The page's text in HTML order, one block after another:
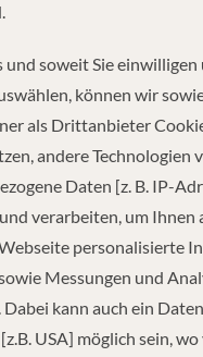
und soweit Sie einwilligen
können wir
als Drittanbieter
andere Technologien
Daten [z. B. IP-
verarbeiten, um Ihnen
personalisierte
Messungen und
kann auch ein
USA] möglich sein, wo